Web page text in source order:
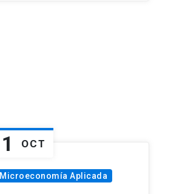
1 OCT
Microeconomía Aplicada